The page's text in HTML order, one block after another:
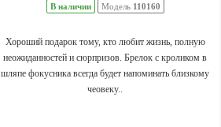
В наличии Модель 110160
Хороший подарок тому, кто любит жизнь, полную
неожиданностей и сюрпризов. Брелок с кроликом в
шляпе фокусника всегда будет напоминать близкому
чеовеку..